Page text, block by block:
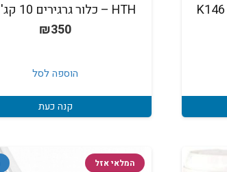
HTH – כלור גרגירים 10 קג' 65%
₪350
הוספה לסל
קנה כעת
המלאי אזל